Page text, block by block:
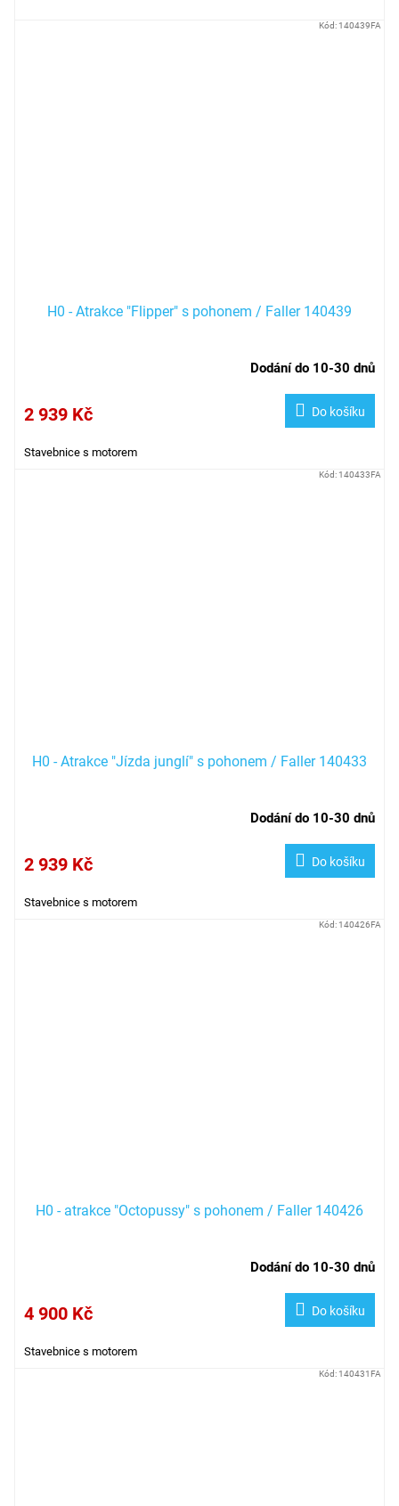
H0 - Atrakce "Flipper" s pohonem / Faller 140439
Dodání do 10-30 dnů
2 939 Kč Do košíku
Stavebnice s motorem
Kód: 140439FA
H0 - Atrakce "Jízda junglí" s pohonem / Faller 140433
Dodání do 10-30 dnů
2 939 Kč Do košíku
Stavebnice s motorem
Kód: 140433FA
H0 - atrakce "Octopussy" s pohonem / Faller 140426
Dodání do 10-30 dnů
4 900 Kč Do košíku
Stavebnice s motorem
Kód: 140426FA
Kód: 140431FA